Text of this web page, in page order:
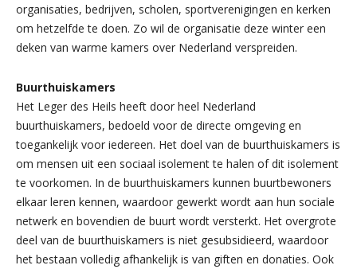
organisaties, bedrijven, scholen, sportverenigingen en kerken
om hetzelfde te doen. Zo wil de organisatie deze winter een
deken van warme kamers over Nederland verspreiden.
Buurthuiskamers
Het Leger des Heils heeft door heel Nederland
buurthuiskamers, bedoeld voor de directe omgeving en
toegankelijk voor iedereen. Het doel van de buurthuiskamers is
om mensen uit een sociaal isolement te halen of dit isolement
te voorkomen. In de buurthuiskamers kunnen buurtbewoners
elkaar leren kennen, waardoor gewerkt wordt aan hun sociale
netwerk en bovendien de buurt wordt versterkt. Het overgrote
deel van de buurthuiskamers is niet gesubsidieerd, waardoor
het bestaan volledig afhankelijk is van giften en donaties. Ook